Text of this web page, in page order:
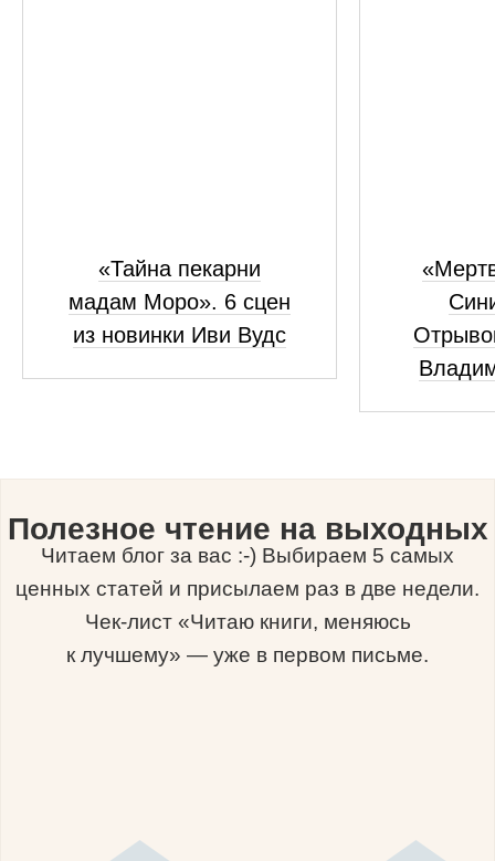
«Тайна пекарни
мадам Моро». 6 сцен
из новинки Иви Вудс
Полезное чтение на выходных
Читаем блог за вас :-) Выбираем 5 самых
ценных статей и присылаем раз в две недели.
Чек-лист «Читаю книги, меняюсь
к лучшему» — уже в первом письме.